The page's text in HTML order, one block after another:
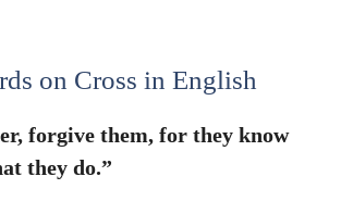
on Cross in English
forgive them, for they know
they do.”